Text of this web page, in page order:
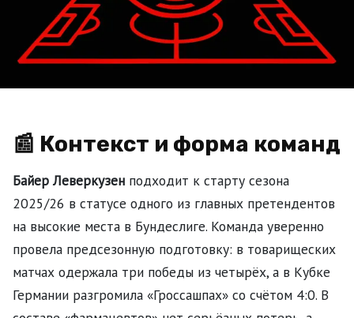
📰 Контекст и форма команд
Байер Леверкузен подходит к старту сезона
2025/26 в статусе одного из главных претендентов
на высокие места в Бундеслиге. Команда уверенно
провела предсезонную подготовку: в товарищеских
матчах одержала три победы из четырёх, а в Кубке
Германии разгромила «Гроссашпах» со счётом 4:0. В